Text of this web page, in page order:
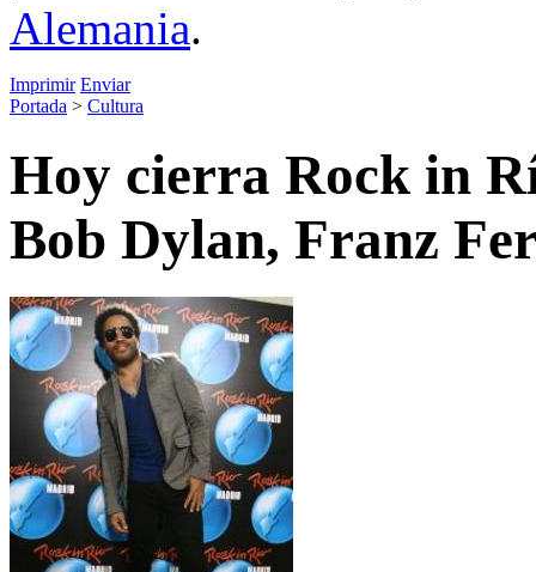
Alemania.
Imprimir Enviar
Portada > Cultura
Hoy cierra Rock in
Bob Dylan, Franz